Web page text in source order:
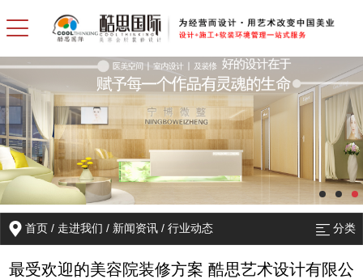
首页 / 走进我们 / 新闻资讯 /行业动态 分类
最受欢迎的美容院装修方案 酷思艺术设计有限公